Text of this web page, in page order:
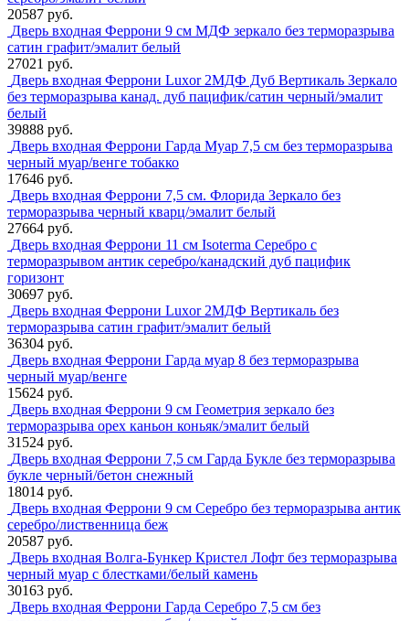
20587 руб.
Дверь входная Феррони 9 см МДФ зеркало без терморазрыва
сатин графит/эмалит белый
27021 руб.
Дверь входная Феррони Luxor 2МДФ Дуб Вертикаль Зеркало
без терморазрыва канад. дуб пацифик/сатин черный/эмалит
белый
39888 руб.
Дверь входная Феррони Гарда Муар 7,5 см без терморазрыва
черный муар/венге тобакко
17646 руб.
Дверь входная Феррони 7,5 см. Флорида Зеркало без
терморазрыва черный кварц/эмалит белый
27664 руб.
Дверь входная Феррони 11 см Isoterma Серебро с
терморазрывом антик серебро/канадский дуб пацифик
горизонт
30697 руб.
Дверь входная Феррони Luxor 2МДФ Вертикаль без
терморазрыва сатин графит/эмалит белый
36304 руб.
Дверь входная Феррони Гарда муар 8 без терморазрыва
черный муар/венге
15624 руб.
Дверь входная Феррони 9 см Геометрия зеркало без
терморазрыва орех каньон коньяк/эмалит белый
31524 руб.
Дверь входная Феррони 7,5 см Гарда Букле без терморазрыва
букле черный/бетон снежный
18014 руб.
Дверь входная Феррони 9 см Серебро без терморазрыва антик
серебро/лиственница беж
20587 руб.
Дверь входная Волга-Бункер Кристел Лофт без терморазрыва
черный муар с блестками/белый камень
30163 руб.
Дверь входная Феррони Гарда Серебро 7,5 см без